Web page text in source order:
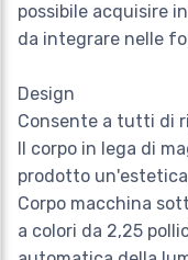
possibile acquisire
da integrare nelle
Design
Consente a tutti di
Il corpo in lega di
prodotto
Corpo macchina
a colori da 2,25